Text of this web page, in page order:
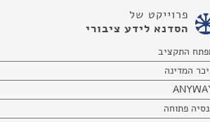
פרוייקט של
הסדנא לידע ציבורי
התקציב
המדינה
פתוחה